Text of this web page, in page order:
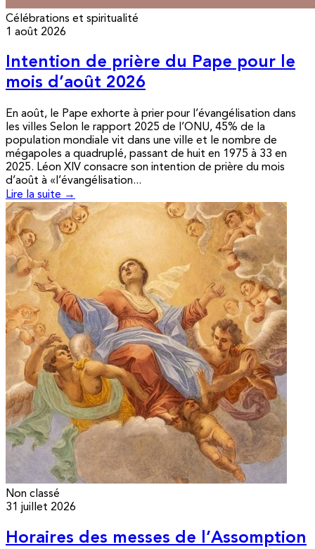
Célébrations et spiritualité
1 août 2026
Intention de prière du Pape pour le
mois d’août 2026
En août, le Pape exhorte à prier pour l’évangélisation dans
les villes Selon le rapport 2025 de l’ONU, 45% de la
population mondiale vit dans une ville et le nombre de
mégapoles a quadruplé, passant de huit en 1975 à 33 en
2025. Léon XIV consacre son intention de prière du mois
d’août à «l’évangélisation...
Lire la suite →
Non classé
31 juillet 2026
Horaires des messes de l’Assomption